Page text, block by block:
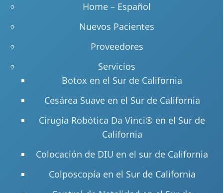
Home – Español
Nuevos Pacientes
Proveedores
Servicios
Botox en el Sur de California
Cesárea Suave en el Sur de California
Cirugía Robótica Da Vinci® en el Sur de
California
Colocación de DIU en el sur de California
Colposcopía en el Sur de California